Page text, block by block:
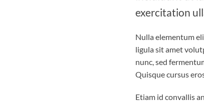
exercitation
Nulla elementum
ligula sit amet
nunc, sed
Quisque cursus
Etiam id convallis